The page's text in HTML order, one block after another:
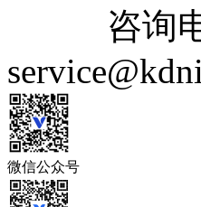
咨询
微信公众号